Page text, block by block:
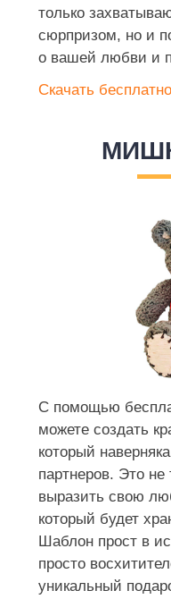
только
сюрпризом, но и
о вашей любви и
Скачать
С помощью
можете создать
который
партнеров. Это не
выразить свою
который будет
Шаблон прост в
просто
уникальный